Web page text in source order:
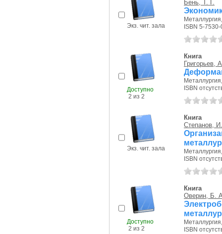
Экз. чит. зала
Бень, Т. Г.
ISBN 5-
Доступно
2 из 2
Книга
Григорьев,
ISBN
Экз. чит. зала
Книга
Степанов,
ISBN
Доступно
2 из 2
Книга
Оверин, Б.
ISBN